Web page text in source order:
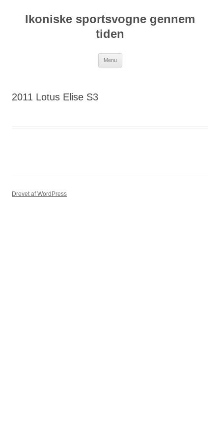
indholdIkoniske sportsvogne gennem
tiden
Menu
2011 Lotus Elise S3
Drevet af WordPress